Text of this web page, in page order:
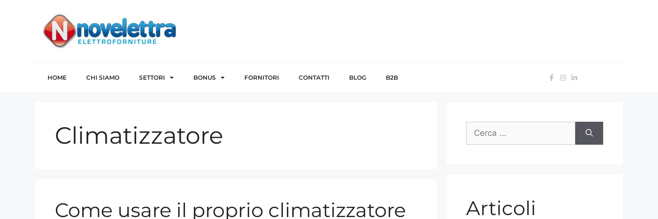
HOME CHI SIAMO SETTORI BONUS FORNITORI CONTATTI BLOG B2B
Climatizzatore
Come usare il proprio climatizzatore Articoli